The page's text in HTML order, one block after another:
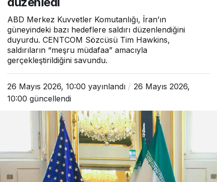
ABD Merkez Kuvvetler Komutanlığı, İran’ın
güneyindeki bazı hedeflere saldırı düzenlendiğini
duyurdu. CENTCOM Sözcüsü Tim Hawkins,
saldırıların “meşru müdafaa” amacıyla
gerçekleştirildiğini savundu.
26 Mayıs 2026, 10:00 yayınlandı
26 Mayıs 2026,
10:00 güncellendi